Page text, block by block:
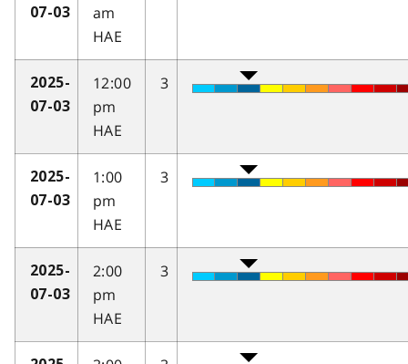
07-03
am
HAE
2025-
07-03
12:00
pm
HAE
3
2025-
07-03
1:00
pm
HAE
3
2025-
07-03
2:00
pm
HAE
3